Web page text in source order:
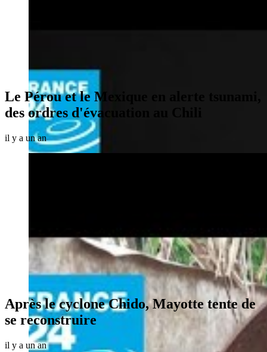
Le Pérou et le Mexique en alerte tsunami,
des ordres d'évacuation au Chili
il y a un an
Après le cyclone Chido, Mayotte tente de
se reconstruire
il y a un an